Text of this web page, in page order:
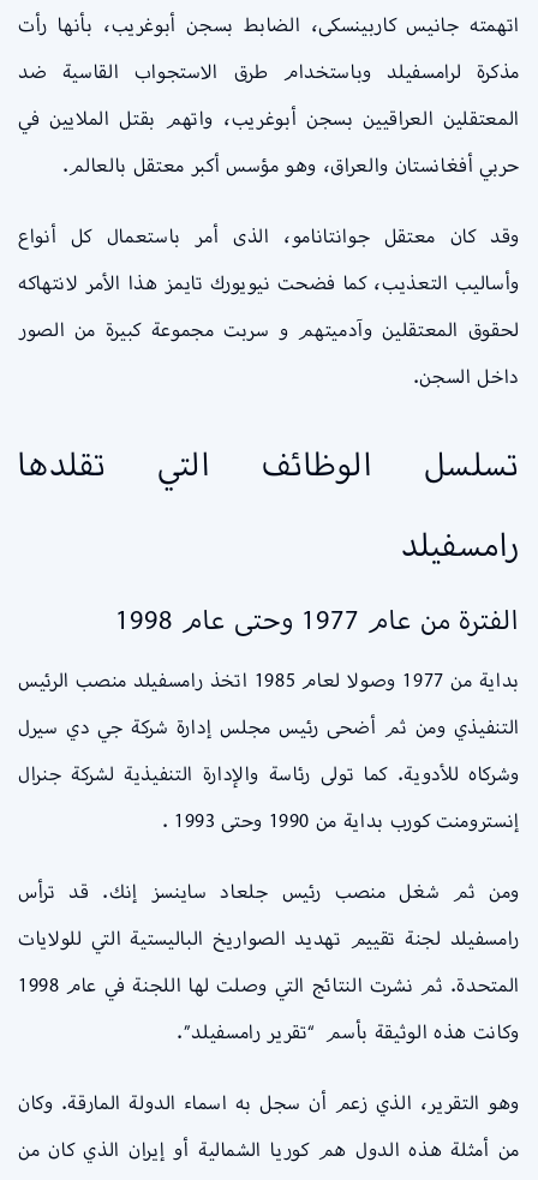
اتهمته جانيس كاربينسكى، الضابط بسجن أبوغريب، بأنها رأت
مذكرة لرامسفيلد وباستخدام طرق الاستجواب القاسية ضد
المعتقلين العراقيين بسجن أبوغريب، واتهم بقتل الملايين في
حربي أفغانستان والعراق، وهو مؤسس أكبر معتقل بالعالم.
وقد كان معتقل جوانتانامو، الذى أمر باستعمال كل أنواع
وأساليب التعذيب، كما فضحت نيويورك تايمز هذا الأمر لانتهاكه
لحقوق المعتقلين وآدميتهم و سربت مجموعة كبيرة من الصور
داخل السجن.
تسلسل الوظائف التي تقلدها
رامسفيلد
الفترة من عام 1977 وحتى عام 1998
بداية من 1977 وصولا لعام 1985 اتخذ رامسفيلد منصب الرئيس
التنفيذي ومن ثم أضحى رئيس مجلس إدارة شركة جي دي سيرل
وشركاه للأدوية. كما تولى رئاسة والإدارة التنفيذية لشركة جنرال
إنسترومنت كورب بداية من 1990 وحتى 1993 .
ومن ثم شغل منصب رئيس جلعاد ساينسز إنك. قد ترأس
رامسفيلد لجنة تقييم تهديد الصواريخ الباليستية التي للولايات
المتحدة. ثم نشرت النتائج التي وصلت لها اللجنة في عام 1998
وكانت هذه الوثيقة بأسم “تقرير رامسفيلد”.
وهو التقرير، الذي زعم أن سجل به اسماء الدولة المارقة. وكان
من أمثلة هذه الدول هم كوريا الشمالية أو إيران الذي كان من